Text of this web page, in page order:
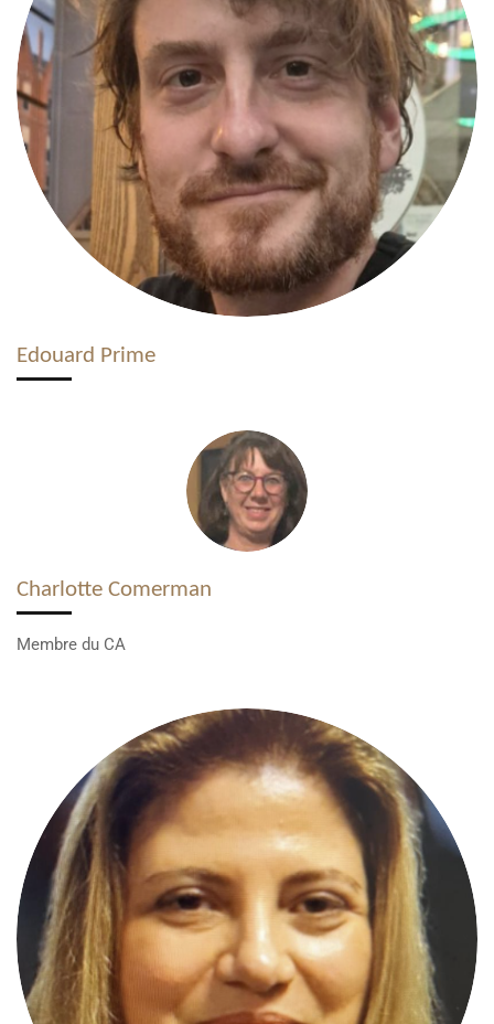
Edouard Prime
Charlotte Comerman
Membre du CA